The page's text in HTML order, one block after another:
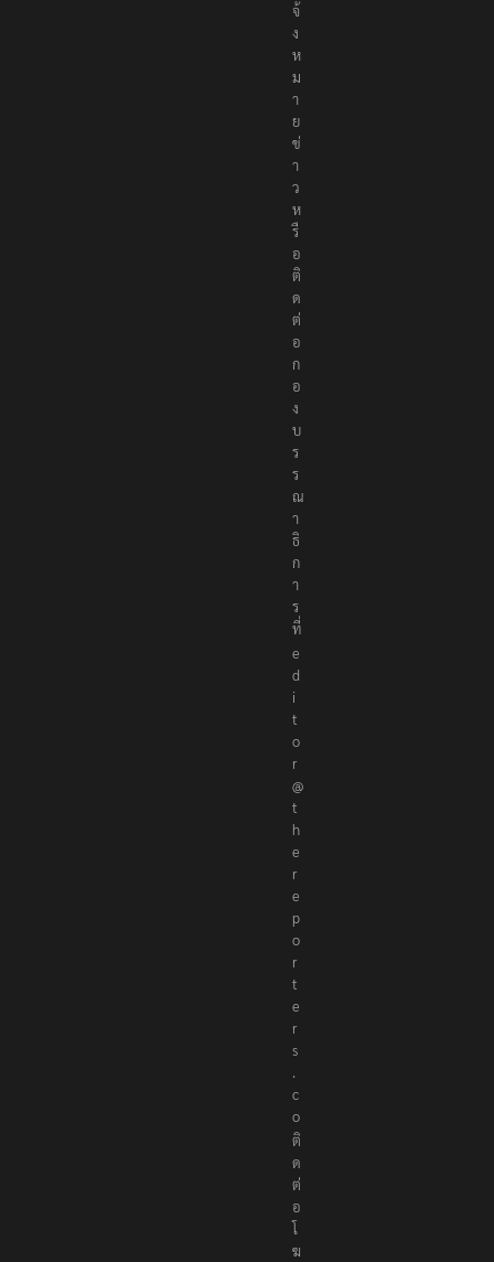
จ้
ง
ห
ม
า
ย
ข่
า
ว
ห
รื
อ
ติ
ด
ต่
อ
ก
อ
ง
บ
ร
ร
ณ
า
ธิ
ก
า
ร
ที่
e
d
i
t
o
r
@
t
h
e
r
e
p
o
r
t
e
r
s
.
c
o
ติ
ด
ต่
อ
โ
ฆ